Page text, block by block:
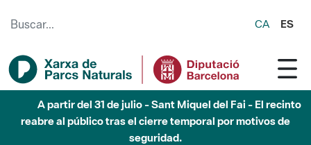
CA ES
A partir del 31 de julio - Sant Miquel del Fai - El recinto
reabre al público tras el cierre temporal por motivos de
seguridad.